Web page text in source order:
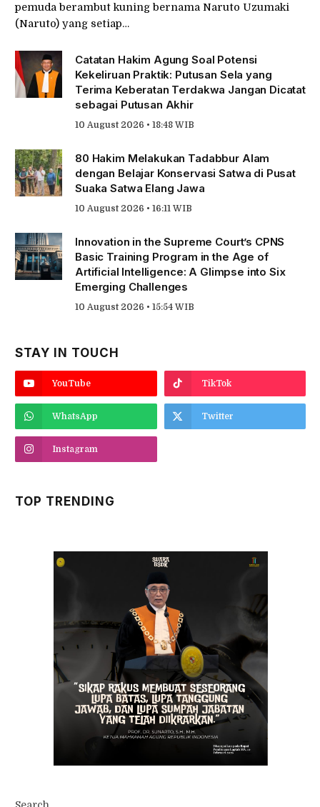
pemuda berambut kuning bernama Naruto Uzumaki
(Naruto) yang setiap…
Catatan Hakim Agung Soal Potensi
Kekeliruan Praktik: Putusan Sela yang
Terima Keberatan Terdakwa Jangan Dicatat
sebagai Putusan Akhir
10 August 2026 • 18:48 WIB
80 Hakim Melakukan Tadabbur Alam
dengan Belajar Konservasi Satwa di Pusat
Suaka Satwa Elang Jawa
10 August 2026 • 16:11 WIB
Innovation in the Supreme Court’s CPNS
Basic Training Program in the Age of
Artificial Intelligence: A Glimpse into Six
Emerging Challenges
10 August 2026 • 15:54 WIB
STAY IN TOUCH
YouTube TikTok
WhatsApp Twitter
Instagram
TOP TRENDING
Search